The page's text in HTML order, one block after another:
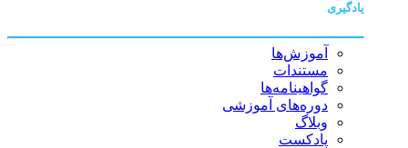
یادگیری
آموزش‌ها
مستندات
گواهینامه‌ها
دوره‌های آموزشی
وبلاگ
پادکست